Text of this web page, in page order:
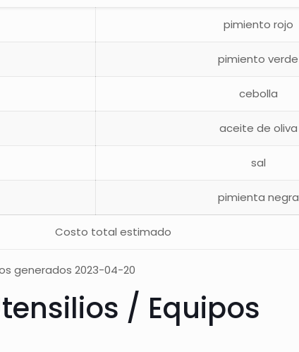
pimiento rojo
pimiento verde
cebolla
aceite de oliva
sal
pimienta negra
Costo total estimado
generados 2023-04-20
/ Equipos